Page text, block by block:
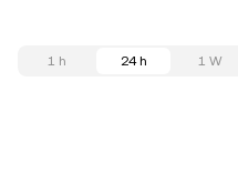
1 h 24 h 1 W